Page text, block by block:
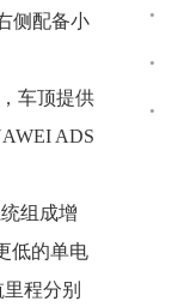
侧配备小
车顶提供
ADS
组成增
低的单电
程分别
·
·
·